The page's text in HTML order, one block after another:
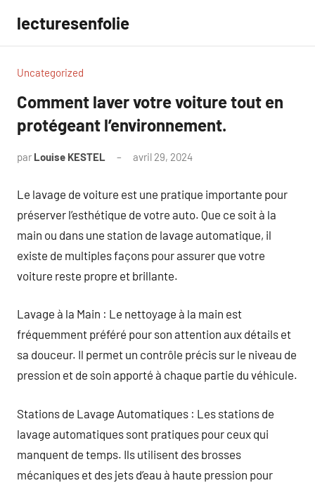
contenu
lecturesenfolie
Uncategorized
Comment laver votre voiture tout en
protégeant l’environnement.
par Louise KESTEL avril 29, 2024
Le lavage de voiture est une pratique importante pour
préserver l’esthétique de votre auto. Que ce soit à la
main ou dans une station de lavage automatique, il
existe de multiples façons pour assurer que votre
voiture reste propre et brillante.
Lavage à la Main : Le nettoyage à la main est
fréquemment préféré pour son attention aux détails et
sa douceur. Il permet un contrôle précis sur le niveau de
pression et de soin apporté à chaque partie du véhicule.
Stations de Lavage Automatiques : Les stations de
lavage automatiques sont pratiques pour ceux qui
manquent de temps. Ils utilisent des brosses
mécaniques et des jets d’eau à haute pression pour